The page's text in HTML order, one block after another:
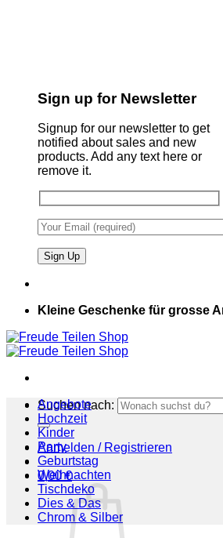
Sign up for Newsletter
Signup for our newsletter to get
notified about sales and new
products. Add any text here or
remove it.
Kleine Geschenke für grosse
Suchen nach:
Anmelden / Registrieren
0,00€
Angebote
Hochzeit
Kinder
Party
Geburtstag
Weihnachten
Tischdeko
Dies & Das
Chrom & Silber